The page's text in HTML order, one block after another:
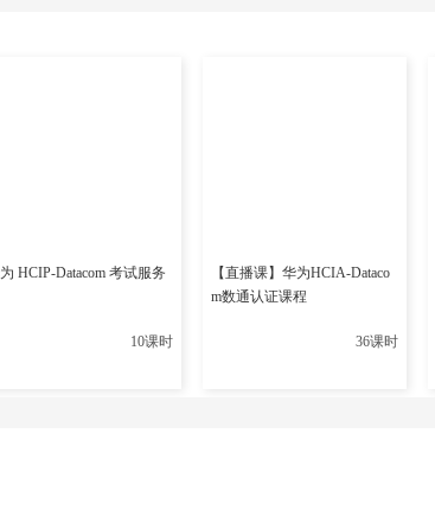
括安全管理、系统监控与性能调优、目录服务和认证等。
HCIP-Datacom 考试服务
10课时
【直播课】华为HCIA-Dataco
m数通认证课程
36课时